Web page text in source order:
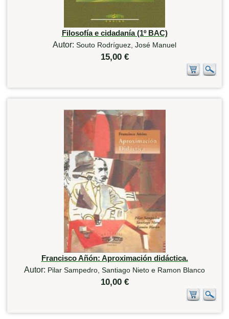
Filosofía e cidadanía (1º BAC)
Autor: Souto Rodríguez, José Manuel
15,00 €
Francisco Añón: Aproximación didáctica.
Autor: Pilar Sampedro, Santiago Nieto e Ramon Blanco
10,00 €